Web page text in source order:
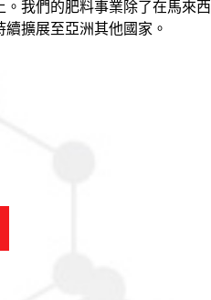
我們的肥料事業除了在馬來西
擴展至亞洲其他國家。